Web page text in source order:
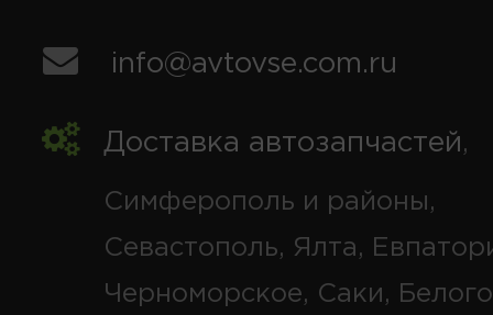
info@avtovse.com.ru
Доставка автозапчастей,
Симферополь и районы,
Севастополь, Ялта,
Черноморское, Саки,